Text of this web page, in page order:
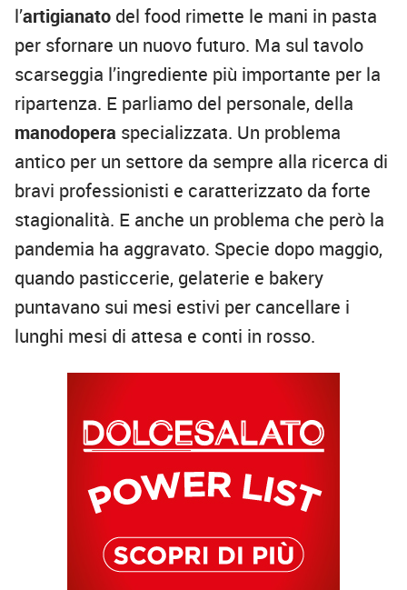
l’artigianato del food rimette le mani in pasta
per sfornare un nuovo futuro. Ma sul tavolo
scarseggia l’ingrediente più importante per la
ripartenza. E parliamo del personale, della
manodopera specializzata. Un problema
antico per un settore da sempre alla ricerca di
bravi professionisti e caratterizzato da forte
stagionalità. E anche un problema che però la
pandemia ha aggravato. Specie dopo maggio,
quando pasticcerie, gelaterie e bakery
puntavano sui mesi estivi per cancellare i
lunghi mesi di attesa e conti in rosso.